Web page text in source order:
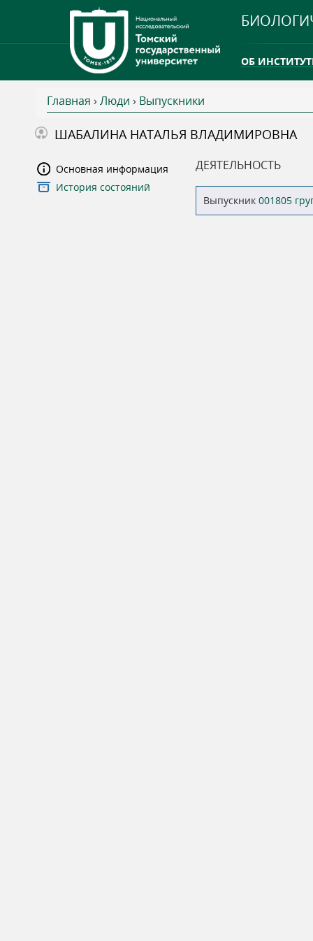
ОБ
ТГУ ОТКРЫЛ
В
ы
з
Главная › Люди › Выпускники
ШАБАЛИНА НАТАЛЬЯ ВЛАДИМИРОВНА
Основная информация
История состояний
ДЕЯТЕЛЬНОСТЬ
Выпускник 001805